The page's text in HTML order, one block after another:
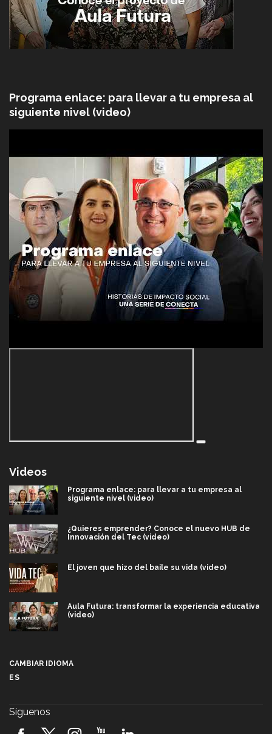
Programa enlace: para llevar a tu empresa al
siguiente nivel (video)
Videos
Programa enlace: para llevar a tu empresa al
siguiente nivel (video)
¿Quieres emprender? Conoce el nuevo HUB de
Innovación del Tec (video)
El joven que hizo del baile su vida (video)
Aula Futura: transformar la experiencia educativa
(video)
2026! (video)
CAMBIAR IDIOMA
ES
Síguenos